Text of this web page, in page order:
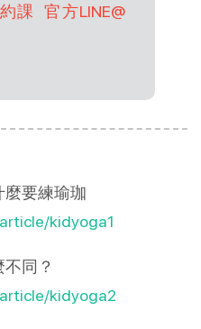
課 官方LINE@
要練瑜珈
kidyoga1
同？
kidyoga2